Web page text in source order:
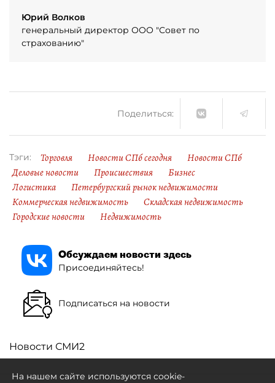
Юрий Волков
генеральный директор ООО "Совет по
страхованию"
Поделиться:
Тэги: Торговля Новости СПб сегодня
Новости СПб
Деловые новости
Происшествия
Бизнес
Логистика
Петербургский рынок недвижимости
Коммерческая недвижимость
Складская недвижимость
Городские новости
Недвижимость
Обсуждаем новости здесь
Присоединяйтесь!
Подписаться на новости
Новости СМИ2
На нашем сайте используются cookie-